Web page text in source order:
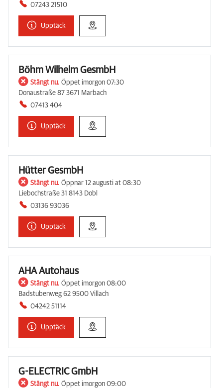
07243 21510
Upptäck
Böhm Wilhelm GesmbH
Stängt nu. Öppet imorgon 07:30
Donaustraße 87 3671 Marbach
07413 404
Upptäck
Hütter GesmbH
Stängt nu. Öppnar 12 augusti at 08:30
Liebochstraße 31 8143 Dobl
03136 93036
Upptäck
AHA Autohaus
Stängt nu. Öppet imorgon 08:00
Badstubenweg 62 9500 Villach
04242 51114
Upptäck
G-ELECTRIC GmbH
Stängt nu. Öppet imorgon 09:00